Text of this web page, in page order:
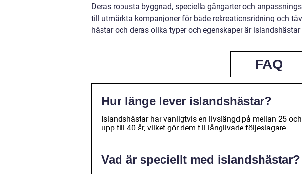
Deras robusta byggnad, speciella gångarter och
till utmärkta kompanjoner för både rekreationsridning och
hästar och deras olika typer och egenskaper är
FAQ
Hur länge lever islandshästar?
Islandshästar har vanligtvis en livslängd på mellan 25
upp till 40 år, vilket gör dem till långlivade följeslagare.
Vad är speciellt med islandshästar?